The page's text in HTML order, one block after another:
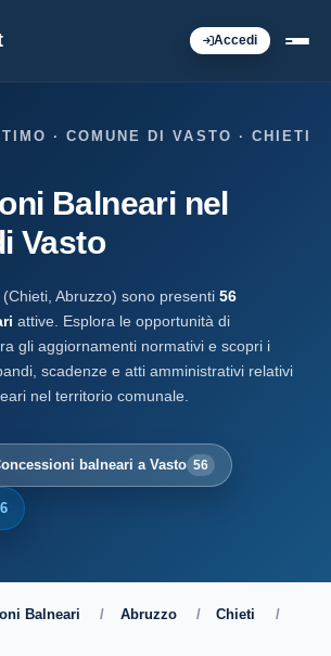
Accedi
· COMUNE DI VASTO · CHIETI
Balneari nel
Vasto
Abruzzo) sono presenti 56
attive. Esplora le opportunità di
gli aggiornamenti normativi e scopri i
scadenze e atti amministrativi relativi
nel territorio comunale.
balneari a Vasto 56
Balneari / Abruzzo / Chieti
/